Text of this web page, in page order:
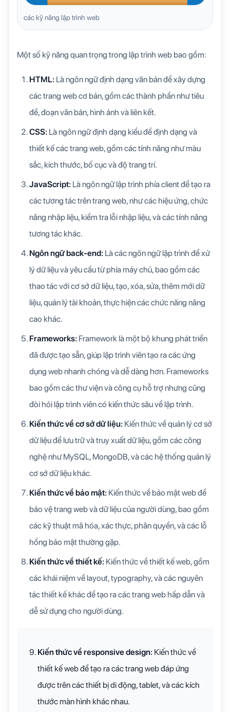
các kỹ năng lập trình web
Một số kỹ năng quan trọng trong lập trình web bao gồm:
HTML: Là ngôn ngữ định dạng văn bản để xây dựng
các trang web cơ bản, gồm các thành phần như tiêu
đề, đoạn văn bản, hình ảnh và liên kết.
CSS: Là ngôn ngữ định dạng kiểu để định dạng và
thiết kế các trang web, gồm các tính năng như màu
sắc, kích thước, bố cục và độ trang trí.
JavaScript: Là ngôn ngữ lập trình phía client để tạo ra
các tương tác trên trang web, như các hiệu ứng, chức
năng nhập liệu, kiểm tra lỗi nhập liệu, và các tính năng
tương tác khác.
Ngôn ngữ back-end: Là các ngôn ngữ lập trình để xử
lý dữ liệu và yêu cầu từ phía máy chủ, bao gồm các
thao tác với cơ sở dữ liệu, tạo, xóa, sửa, thêm mới dữ
liệu, quản lý tài khoản, thực hiện các chức năng nâng
cao khác.
Frameworks: Framework là một bộ khung phát triển
đã được tạo sẵn, giúp lập trình viên tạo ra các ứng
dụng web nhanh chóng và dễ dàng hơn. Frameworks
bao gồm các thư viện và công cụ hỗ trợ nhưng cũng
đòi hỏi lập trình viên có kiến thức sâu về lập trình.
Kiến thức về cơ sở dữ liệu: Kiến thức về quản lý cơ sở
dữ liệu để lưu trữ và truy xuất dữ liệu, gồm các công
nghệ như MySQL, MongoDB, và các hệ thống quản lý
cơ sở dữ liệu khác.
Kiến thức về bảo mật: Kiến thức về bảo mật web để
bảo vệ trang web và dữ liệu của người dùng, bao gồm
các kỹ thuật mã hóa, xác thực, phân quyền, và các lỗ
hổng bảo mật thường gặp.
Kiến thức về thiết kế: Kiến thức về thiết kế web, gồm
các khái niệm về layout, typography, và các nguyên
tác thiết kế khác để tạo ra các trang web hấp dẫn và
dễ sử dụng cho người dùng.
Kiến thức về responsive design: Kiến thức về
thiết kế web để tạo ra các trang web đáp ứng
được trên các thiết bị di động, tablet, và các kích
thước màn hình khác nhau.